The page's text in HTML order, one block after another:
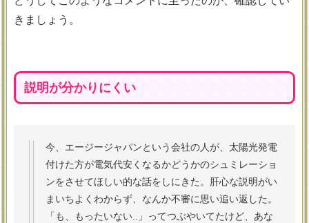
きましょう。
説明が分かりにくい
今、エージージャパンという会社の人が、太陽光発電
付けた方が電気代安くなるかどうかのシュミレーショ
ンをさせてほしい的な話をしにきた。肝心な説明がい
まいちよくわからず、なんか不審に思い追い返した。
「も、もったいない..」ってつぶやいてたけど、あな